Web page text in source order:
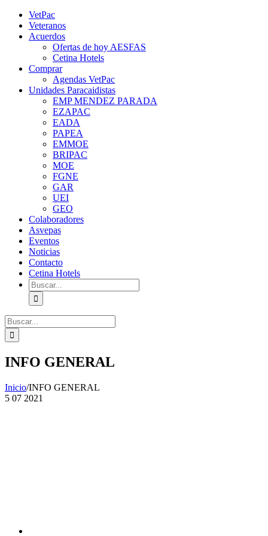
Saltar
contenido
YouTube
Instagram
Facebook
TwitterVetPac
Veteranos
Acuerdos
Ofertas de hoy AESFAS
Cetina Hotels
Comprar
Agendas VetPac
Unidades Paracaidistas
EMP MENDEZ PARADA
EZAPAC
EADA
PAPEA
EMMOE
BRIPAC
MOE
FGNE
GAR
UEI
GEO
Colaboradores
Asvepas
Eventos
Noticias
Contacto
Cetina Hotels
Buscar:
Buscar:
INFO GENERAL
Inicio/INFO GENERAL
5 07 2021